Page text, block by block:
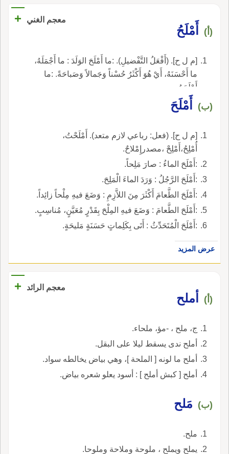
معجم الغني +
(أ) أَمْلَحُ
[م ل ح]. (أَفْعَلُ التَّفْضيلِ). :ما أَمْلَحَ الوَلَدَ : ما أَجْمَلَهُ،
ما أَحْسَنَهُ، أَيْ هُوَ أَكْثَرُ حُسْناً وَجَمالاً وَصَباحَةً. :ما
أَمْلَحَهُ.
(ب) أَمْلَحَ
[م ل ح]. (فعل: رباعي لازم متعد). أَمْلَحْتُ،
أُمْلِحُ،أَمْلِحْ ،مصدرإِمْلاحٌ.
:أَمْلَحَ الماءُ : صارَ مَلِحاً.
:أَمْلَحَ الرَّجُلُ : وَرَدَ الماءَ الْمَلِحَ.
:أَمْلَحَ الطَّعامَ أَكْثَرَ مِنَ اللاَّزِمِ : وَضَعَ فيهِ مِلْحاً زائِداً.
:أَمْلَحَ الطَّعامَ : وَضَعَ فيهِ المِلْحَ بِقَدْرٍ مُعَيَّنٍ، مُناسِبٍ.
:أَمْلَحَ الْمُتَحَدِّثُ : أَتَى بِكَلِماتٍ حَسَنَةٍ مَليحَةٍ.
عرض المزيد
معجم الرائد +
(أ) أملح
ج، ملح ، -مؤ، ملحاء.
أملح ندى يسقط ليلا على البقل.
أملح ما لونه [ الملحة ]، وهي بياض يخالطه سواد.
أملح [ كبش أملح ] : أسود يعلو شعره بياض.
(ب) مَلح
ملح.
يملح ويملح ، ملوحة وملاحة وملوحا.